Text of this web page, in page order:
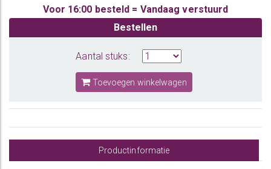
Voor 16:00 besteld = Vandaag verstuurd
Bestellen
Aantal stuks:
Toevoegen winkelwagen
Productinformatie